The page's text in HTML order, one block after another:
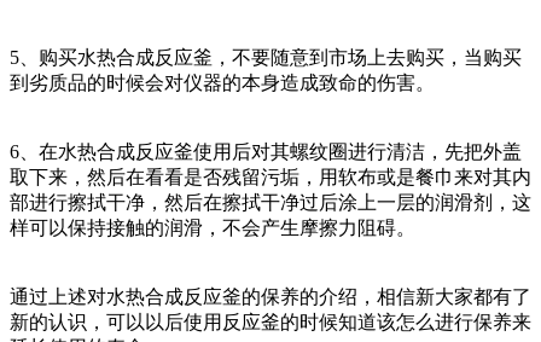
5、购买水热合成反应釜，不要随意到市场上去购买，当购买
到劣质品的时候会对仪器的本身造成致命的伤害。
6、在水热合成反应釜使用后对其螺纹圈进行清洁，先把外盖
取下来，然后在看看是否残留污垢，用软布或是餐巾来对其内
部进行擦拭干净，然后在擦拭干净过后涂上一层的润滑剂，这
样可以保持接触的润滑，不会产生摩擦力阻碍。
通过上述对水热合成反应釜的保养的介绍，相信新大家都有了
新的认识，可以以后使用反应釜的时候知道该怎么进行保养来